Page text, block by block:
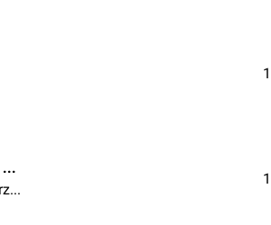
1
Mag. med. vet. Patrick Messner
Tierarzt | Tierärztin
1